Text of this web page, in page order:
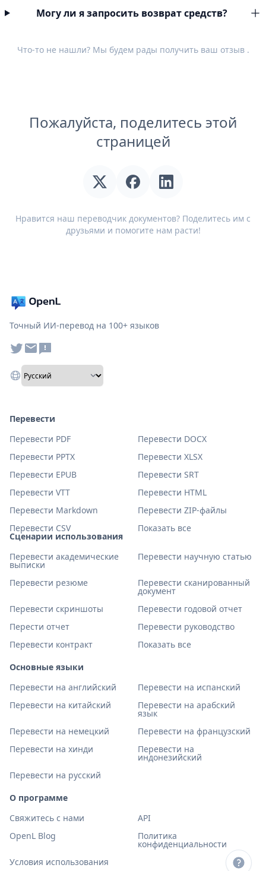
Могу ли я запросить возврат средств?
Что-то не нашли? Мы будем рады получить ваш отзыв.
Пожалуйста, поделитесь этой
страницей
Нравится наш переводчик документов? Поделитесь им с
друзьями и помогите нам расти!
Точный ИИ-перевод на 100+ языков
Сценарии использования
Перевести академические
выписки
Перевести научную статью
Перевести резюме Перевести сканированный
документ
Перевести скриншоты
Перевести годовой отчет
Перести отчет
Перевести руководство
Перевести контракт
Показать все
Основные языки
Перевести на английский
Перевести на испанский
Перевести на китайский
Перевести на арабский
язык
Перевести на немецкий
Перевести на французский
Перевести на хинди
Перевести на
индонезийский
Перевести на русский
Перевести
Перевести PDF
Перевести DOCX
Перевести PPTX
Перевести XLSX
Перевести EPUB
Перевести SRT
Перевести VTT
Перевести HTML
Перевести Markdown
Перевести ZIP-файлы
Перевести CSV
Показать все
О программе
Свяжитесь с нами
API
OpenL Blog
Политика
конфиденциальности
Условия использования